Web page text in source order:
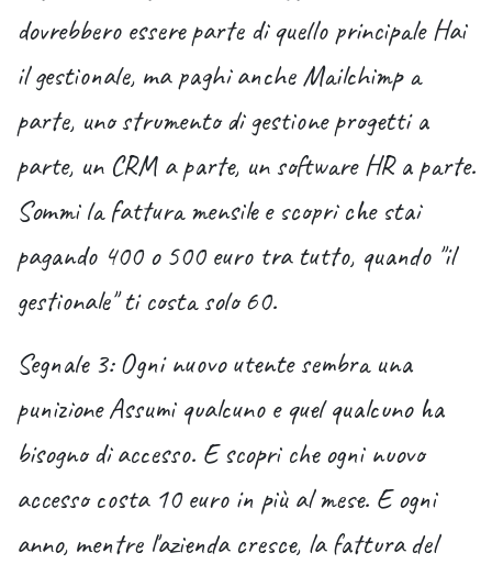
dovrebbero essere parte di quello principaleHai
il gestionale, ma paghi anche Mailchimp a
parte, uno strumento di gestione progetti a
parte, un CRM a parte, un software HR a parte.
Sommi la fattura mensile e scopri che stai
pagando 400 o 500 euro tra tutto, quando "il
gestionale" ti costa solo 60.
Segnale 3: Ogni nuovo utente sembra una
punizioneAssumi qualcuno e quel qualcuno ha
bisogno di accesso. E scopri che ogni nuovo
accesso costa 10 euro in più al mese. E ogni
anno, mentre l'azienda cresce, la fattura del